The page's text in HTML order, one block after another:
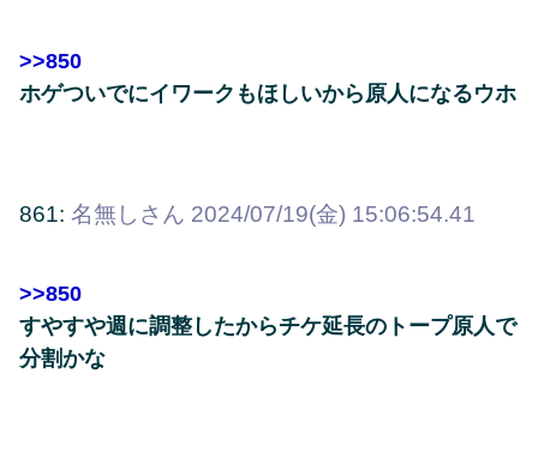
>>850
ホゲついでにイワークもほしいから原人になるウホ
861: 名無しさん 2024/07/19(金) 15:06:54.41
>>850
すやすや週に調整したからチケ延長のトープ原人で
分割かな